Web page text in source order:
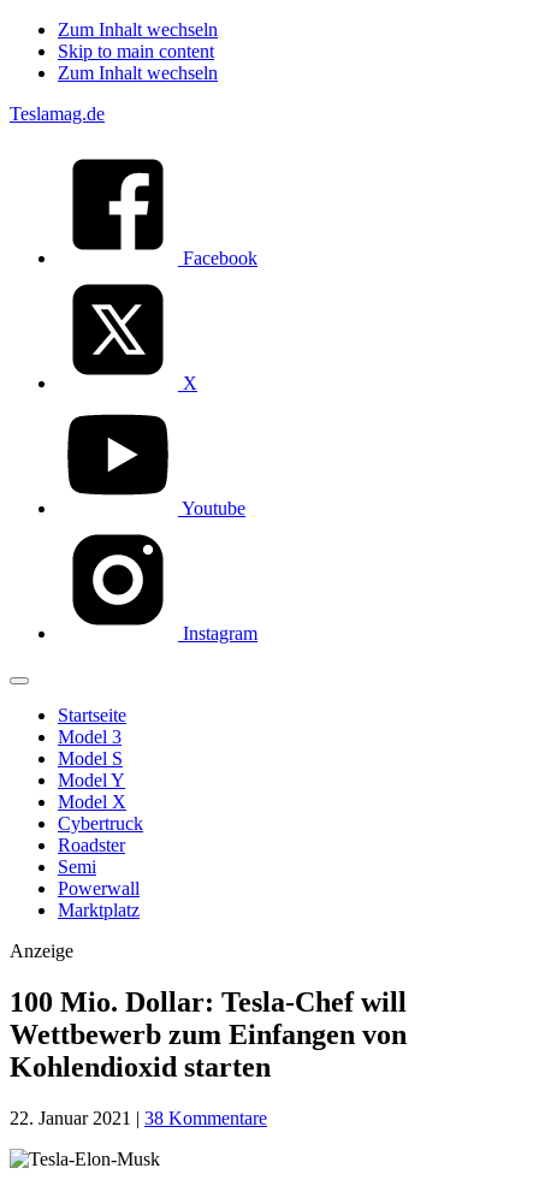
Zum Inhalt wechseln
Skip to main content
Zum Inhalt wechseln
Teslamag.de
Facebook
X
Youtube
Instagram
Startseite
Model 3
Model S
Model Y
Model X
Cybertruck
Roadster
Semi
Powerwall
Marktplatz
Anzeige
100 Mio. Dollar: Tesla-Chef will
Wettbewerb zum Einfangen von
Kohlendioxid starten
22. Januar 2021 | 38 Kommentare